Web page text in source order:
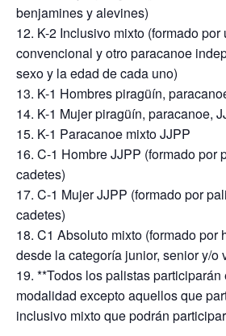
benjamines y alevines)
K-2 Inclusivo mixto (formado por
convencional y otro paracanoe
sexo y la edad de cada uno)
K-1 Hombres piragüín,
K-1 Mujer piragüín, paracanoe,
K-1 Paracanoe mixto JJPP
C-1 Hombre JJPP (formado por
cadetes)
C-1 Mujer JJPP (formado por
cadetes)
C1 Absoluto mixto (formado por
desde la categoría junior, senior y/o
**Todos los palistas
modalidad excepto aquellos que
inclusivo mixto que podrán